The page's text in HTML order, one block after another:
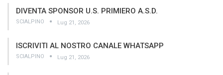
DIVENTA SPONSOR U.S. PRIMIERO A.S.D.
SCIALPINO Lug 21, 2026
ISCRIVITI AL NOSTRO CANALE WHATSAPP
SCIALPINO Lug 21, 2026